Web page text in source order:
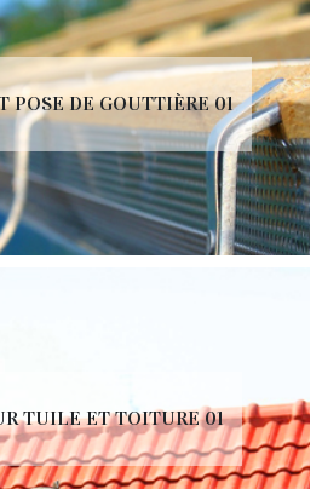
POSE DE GOUTTIÈRE 01
TUILE ET TOITURE 01